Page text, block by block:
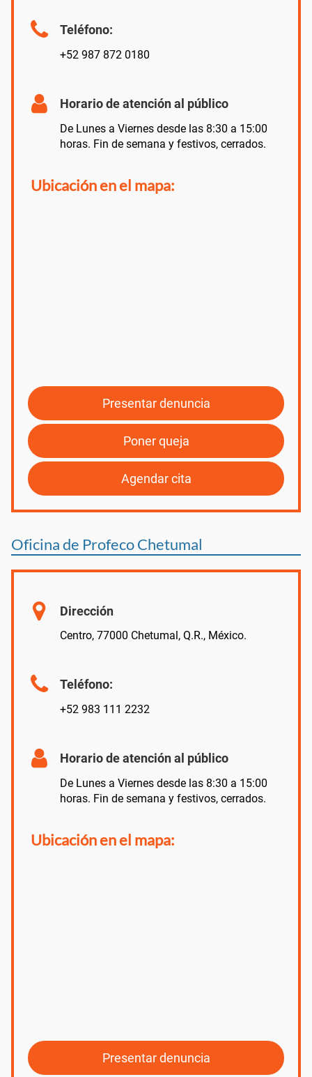
Teléfono:
+52 987 872 0180
Horario de atención al público
De Lunes a Viernes desde las 8:30 a 15:00
horas. Fin de semana y festivos, cerrados.
Ubicación en el mapa:
Presentar denuncia
Poner queja
Agendar cita
Oficina de Profeco Chetumal
Dirección
Centro, 77000 Chetumal, Q.R., México.
Teléfono:
+52 983 111 2232
Horario de atención al público
De Lunes a Viernes desde las 8:30 a 15:00
horas. Fin de semana y festivos, cerrados.
Ubicación en el mapa:
Presentar denuncia